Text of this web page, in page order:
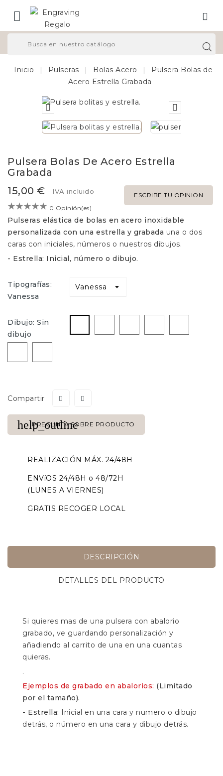

Inicio Pulseras Bolas Acero
Pulsera Bolas de
Acero Estrella Grabada
 
Pulsera Bolas De Acero Estrella
Grabada
15,00 €
ESCRIBE TU OPINION
IVA incluido
0 Opinión(es)
Pulseras elástica de bolas en acero inoxidable
personalizada con una estrella y grabada una o dos
caras con iniciales, números o nuestros dibujos.
- Estrella: Inicial, número o dibujo.
Tipografías:
Vanessa
Dibujo: Sin
dibujo
dibujo
Doble
Pie
Perro
Compartir
help_outline
PREGUNTA SOBRE PRODUCTO
REALIZACIÓN MÁX. 24/48H
ENVíOS 24/48H o 48/72H
(LUNES A VIERNES)
GRATIS RECOGER LOCAL
DESCRIPCIÓN
DETALLES DEL PRODUCTO
Si quieres mas de una pulsera con abalorio
grabado, ve guardando personalización y
añadiendo al carrito de una en una cuantas
quieras.
.
Ejemplos de grabado en abalorios: (Limitado
por el tamaño).
- Estrella: Inicial en una cara y numero o dibujo
detrás, o número en una cara y dibujo detrás.